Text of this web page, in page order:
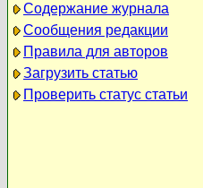
Содержание журнала
Сообщения редакции
Правила для авторов
Загрузить статью
Проверить статус статьи